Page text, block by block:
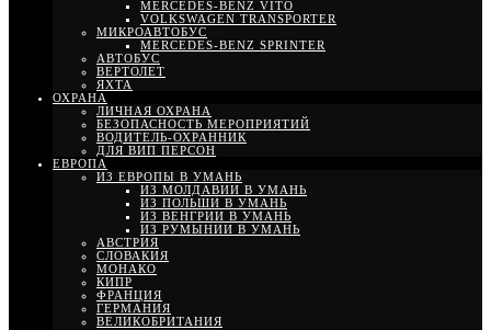
MERCEDES-BENZ VITO
VOLKSWAGEN TRANSPORTER
МИКРОАВТОБУС
MERCEDES-BENZ SPRINTER
АВТОБУС
ВЕРТОЛЕТ
ЯХТА
ОХРАНА
ЛИЧНАЯ ОХРАНА
БЕЗОПАСНОСТЬ МЕРОПРИЯТИЙ
ВОДИТЕЛЬ-ОХРАННИК
ДЛЯ ВИП ПЕРСОН
ЕВРОПА
ИЗ ЕВРОПЫ В УМАНЬ
ИЗ МОЛДАВИИ В УМАНЬ
ИЗ ПОЛЬШИ В УМАНЬ
ИЗ ВЕНГРИИ В УМАНЬ
ИЗ РУМЫНИИ В УМАНЬ
АВСТРИЯ
СЛОВАКИЯ
МОНАКО
КИПР
ФРАНЦИЯ
ГЕРМАНИЯ
ВЕЛИКОБРИТАНИЯ